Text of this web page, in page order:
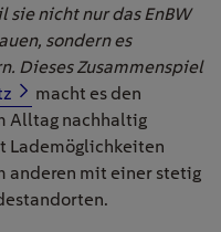
sie nicht nur das EnBW
sondern es
Dieses Zusammenspiel
macht es den
Alltag nachhaltig
Lademöglichkeiten
anderen mit einer stetig